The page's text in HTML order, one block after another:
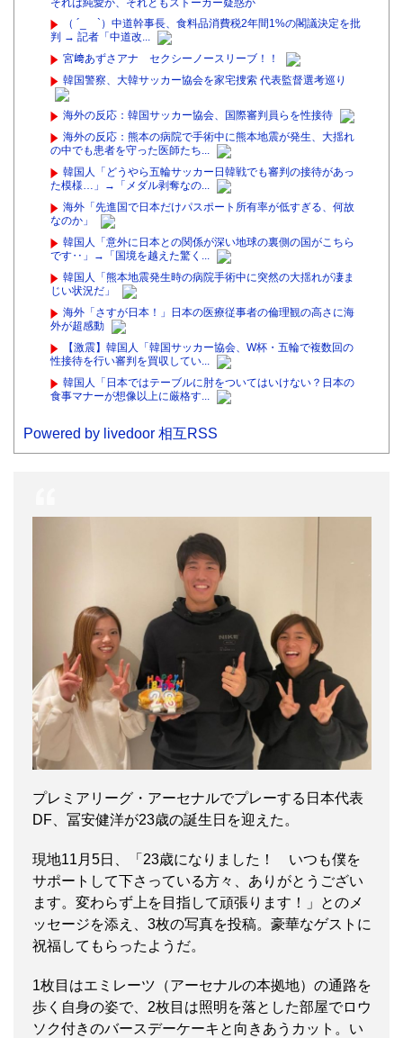
それは純愛か、それともストーカー疑惑か
（ ´_ゝ`）中道幹事長、食料品消費税2年間1%の閣議決定を批
判 → 記者「中道改...
宮﨑あずさアナ セクシーノースリーブ！！
韓国警察、大韓サッカー協会を家宅捜索 代表監督選考巡り
海外の反応：韓国サッカー協会、国際審判員らを性接待
海外の反応：熊本の病院で手術中に熊本地震が発生、大揺れ
の中でも患者を守った医師たち...
韓国人「どうやら五輪サッカー日韓戦でも審判の接待があっ
た模様…」→「メダル剥奪なの...
海外「先進国で日本だけパスポート所有率が低すぎる、何故
なのか」
韓国人「意外に日本との関係が深い地球の裏側の国がこちら
です‥」→「国境を越えた驚く...
韓国人「熊本地震発生時の病院手術中に突然の大揺れが凄ま
じい状況だ」
海外「さすが日本！」日本の医療従事者の倫理観の高さに海
外が超感動
【激震】韓国人「韓国サッカー協会、W杯・五輪で複数回の
性接待を行い審判を買収してい...
韓国人「日本ではテーブルに肘をついてはいけない？日本の
食事マナーが想像以上に厳格す...
Powered by livedoor 相互RSS
プレミアリーグ・アーセナルでプレーする日本代表
DF、冨安健洋が23歳の誕生日を迎えた。
現地11月5日、「23歳になりました！ いつも僕を
サポートして下さっている方々、ありがとうござい
ます。変わらず上を目指して頑張ります！」とのメ
ッセージを添え、3枚の写真を投稿。豪華なゲストに
祝福してもらったようだ。
1枚目はエミレーツ（アーセナルの本拠地）の通路を
歩く自身の姿で、2枚目は照明を落とした部屋でロウ
ソク付きのバースデーケーキと向きあうカット。い